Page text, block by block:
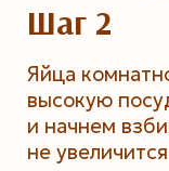
Шаг 2
Яйца
высокую
и начнем
не